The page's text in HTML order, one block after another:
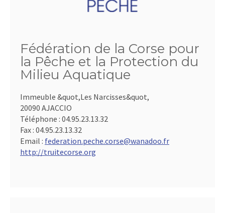
Fédération de la Corse pour
la Pêche et la Protection du
Milieu Aquatique
Immeuble &quot,Les Narcisses&quot,
20090 AJACCIO
Téléphone : 04.95.23.13.32
Fax : 04.95.23.13.32
Email : federation.peche.corse@wanadoo.fr
http://truitecorse.org